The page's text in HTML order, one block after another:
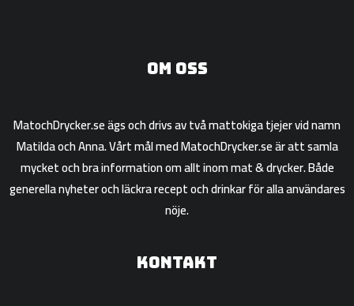
Om oss
MatochDrycker.se ägs och drivs av två mattokiga tjejer vid namn
Matilda och Anna. Vårt mål med MatochDrycker.se är att samla
mycket och bra information om allt inom mat & drycker. Både
generella nyheter och läckra recept och drinkar för alla användares
nöje.
Kontakt